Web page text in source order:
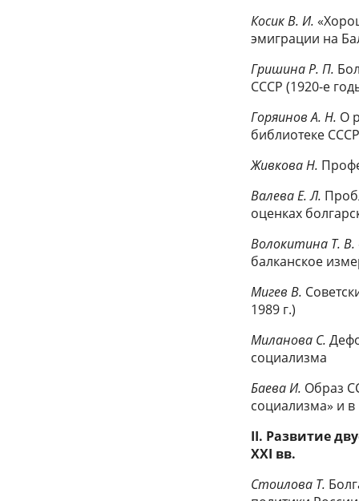
Косик В. И.
эмиграции на
Гришина Р. П.
СССР (1920-е
Горяинов А. Н. О
библиотеке
Живкова Н.
Валева Е. Л.
оценках
Волокитина Т. В.
балканское
Мигев В.
1989 г.)
Миланова С.
социализма
Баева И. Образ
социализма» и
II. Развитие
XXI вв.
Стоилова Т.